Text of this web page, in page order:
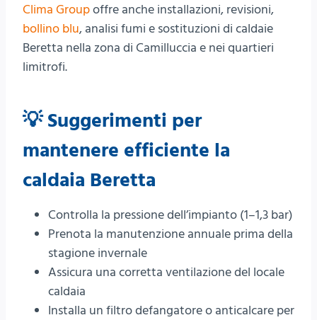
Clima Groupoffre anche installazioni, revisioni,
bollino blu, analisi fumi e sostituzioni di caldaie
Beretta nella zona di Camilluccia e nei quartieri
limitrofi.
💡 Suggerimenti per
mantenere efficiente la
caldaia Beretta
Controlla la pressione dell’impianto (1–1,3 bar)
Prenota la manutenzione annuale prima della
stagione invernale
Assicura una corretta ventilazione del locale
caldaia
Installa un filtro defangatore o anticalcare per